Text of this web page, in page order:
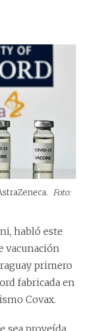
Foto:
habló este
vacunación
primero
fabricada en
Covax.
sea proveída